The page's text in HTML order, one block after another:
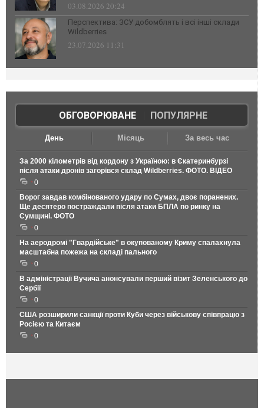
03.08.2026 20:24
Перспектива: ЗСУ добомблять і всі інші склади
Wildberries
23.07.2026 11:31
ОБГОВОРЮВАНЕ| ПОПУЛЯРНЕ
День Місяць За весь час
За 2000 кілометрів від кордону з Україною: в Єкатеринбурзі
після атаки дронів загорівся склад Wildberries. ФОТО. ВІДЕО
0
Ворог завдав комбінованого удару по Сумах, двоє поранених.
Ще десятеро постраждали після атаки БПЛА по ринку на
Сумщині. ФОТО
0
На аеродромі "Гвардійське" в окупованому Криму спалахнула
масштабна пожежа на складі пального
0
В адміністрації Вучича анонсували перший візит Зеленського до
Сербії
0
США розширили санкції проти Куби через військову співпрацю з
Росією та Китаєм
0